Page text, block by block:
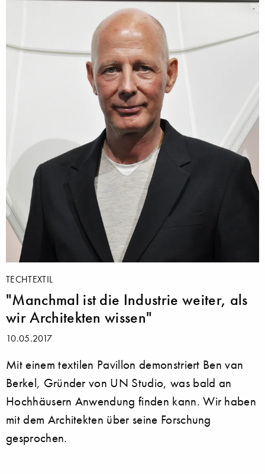
TECHTEXTIL
"Manchmal ist die Industrie weiter, als
wir Architekten wissen"
10.05.2017
Mit einem textilen Pavillon demonstriert Ben van
Berkel, Gründer von UN Studio, was bald an
Hochhäusern Anwendung finden kann. Wir haben
mit dem Architekten über seine Forschung
gesprochen.